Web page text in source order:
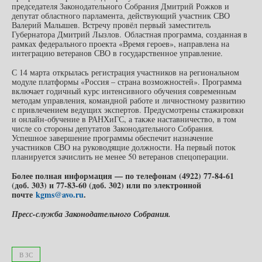
председателя Законодательного Собрания Дмитрий Рожков и
депутат областного парламента, действующий участник СВО
Валерий Малышев. Встречу провёл первый заместитель
Губернатора Дмитрий Лызлов. Областная программа, созданная в
рамках федерального проекта «Время героев», направлена на
интеграцию ветеранов СВО в государственное управление.
С 14 марта открылась регистрация участников на региональном
модуле платформы «Россия – страна возможностей». Программа
включает годичный курс интенсивного обучения современным
методам управления, командной работе и личностному развитию
с привлечением ведущих экспертов. Предусмотрены стажировки
и онлайн-обучение в РАНХиГС, а также наставничество, в том
числе со стороны депутатов Законодательного Собрания.
Успешное завершение программы обеспечит назначение
участников СВО на руководящие должности. На первый поток
планируется зачислить не менее 50 ветеранов спецоперации.
Более полная информация — по телефонам (4922) 77-84-61
(доб. 303) и 77-83-60 (доб. 302) или по электронной
почте kgms@avo.ru.
Пресс-служба Законодательного Собрания.
В ЗС